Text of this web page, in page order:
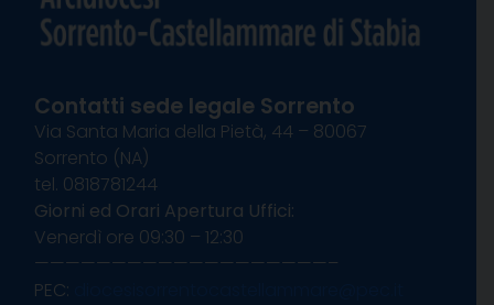
Contatti sede legale Sorrento
Via Santa Maria della Pietà, 44 – 80067
Sorrento (NA)
tel. 0818781244
Giorni ed Orari Apertura Uffici:
Venerdì ore 09:30 – 12:30
———————————————————–
PEC: